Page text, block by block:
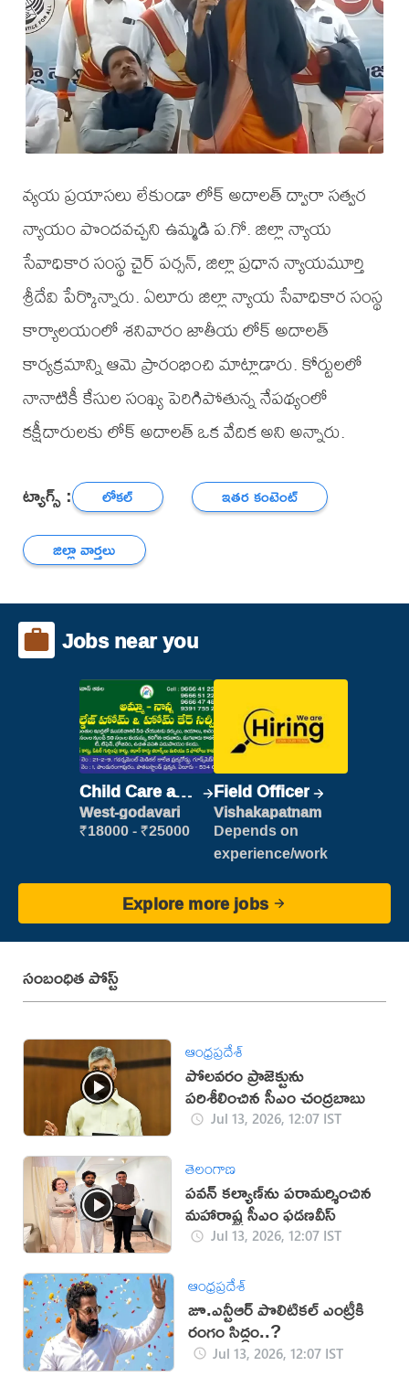
వ్యయ ప్రయాసలు లేకుండా లోక్ అదాలత్ ద్వారా సత్వర
న్యాయం పొందవచ్చని ఉమ్మడి ప.గో. జిల్లా న్యాయ
సేవాధికార సంస్థ చైర్ పర్సన్, జిల్లా ప్రధాన న్యాయమూర్తి
శ్రీదేవి పేర్కొన్నారు. ఏలూరు జిల్లా న్యాయ సేవాధికార సంస్థ
కార్యాలయంలో శనివారం జాతీయ లోక్ అదాలత్
కార్యక్రమాన్ని ఆమె ప్రారంభించి మాట్లాడారు. కోర్టులలో
నానాటికీ కేసుల సంఖ్య పెరిగిపోతున్న నేపథ్యంలో
కక్షీదారులకు లోక్ అదాలత్ ఒక వేదిక అని అన్నారు.
ట్యాగ్స్ : లోకల్
ఇతర కంటెంట్
జిల్లా వార్తలు
Jobs near you
Child Care and
Patient care
West-godavari
₹18000 - ₹25000
Field Officer
Vishakapatnam
Depends on
experience/work
Explore more jobs
సంబంధిత పోస్ట్
ఆంధ్రప్రదేశ్
పోలవరం ప్రాజెక్టును
పరిశీలించిన సీఎం చంద్రబాబు
Jul 13, 2026, 12:07 IST
తెలంగాణ
పవన్ కల్యాణ్‌ను పరామర్శించిన
మహారాష్ట్ర సీఎం ఫడణవీస్
Jul 13, 2026, 12:07 IST
ఆంధ్రప్రదేశ్
జూ.ఎన్టీఆర్‌ పొలిటికల్‌ ఎంట్రీకి
రంగం సిద్ధం..?
Jul 13, 2026, 12:07 IST